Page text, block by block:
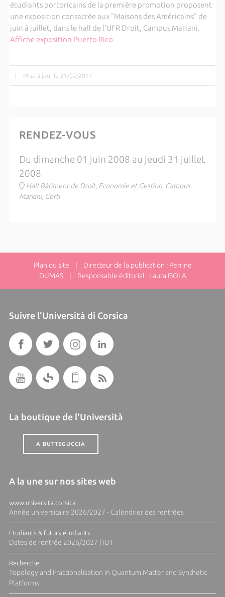
étudiants portoricains de la première promotion proposent
une exposition consacrée aux "Maisons des Américains" de
juin à juillet, dans le hall de l'UFR Droit, Campus Mariani.
Affiche exposition Puerto Rico
| Mise à jour le 21/02/2017
RENDEZ-VOUS
Du dimanche 01 juin 2008 au jeudi 31 juillet
2008
Hall Bâtiment de Droit, Economie et Gestion, Campus
Mariani, Corti
Plan du site | Directeur de la publication : Perrine
DUMAS | Responsable éditorial : Laura ISOLA
Suivre l'Università di Corsica
La boutique de l'Università
A BUTTEGUCCIA
A la une sur nos sites web
www.universita.corsica
Année universitaire 2026/2027 - Calendrier des rentrées
Etudiants & futurs étudiants
Dates de rentrée 2026/2027 | IUT
Recherche
Topology and Fractionalisation in Quantum Matter and Synthetic
Platforms